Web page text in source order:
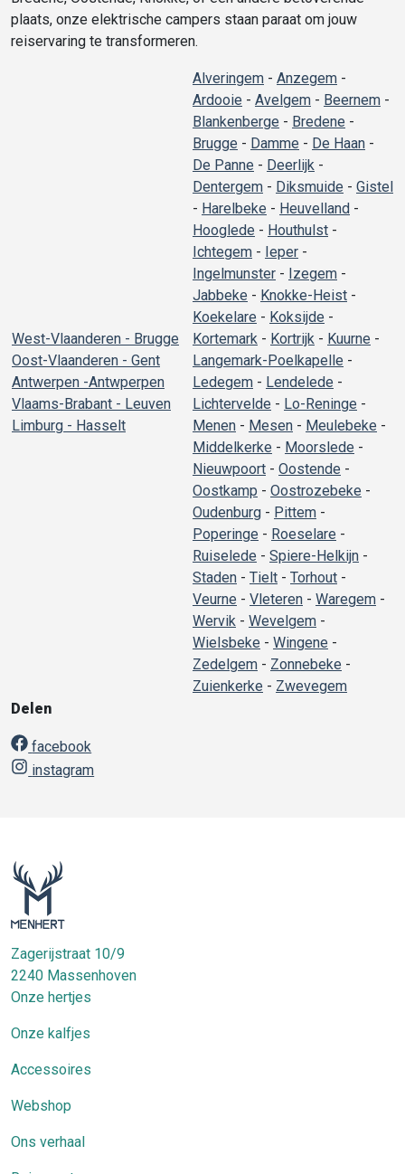
plaats, onze elektrische campers staan paraat om jouw
reiservaring te transformeren.
West-Vlaanderen - Brugge
Oost-Vlaanderen - Gent
Antwerpen -Antwperpen
Vlaams-Brabant - Leuven
Limburg - Hasselt
Alveringem - Anzegem -
Ardooie - Avelgem - Beernem -
Blankenberge - Bredene -
Brugge - Damme - De Haan -
De Panne - Deerlijk -
Dentergem - Diksmuide - Gistel
- Harelbeke - Heuvelland -
Hooglede - Houthulst -
Ichtegem - Ieper -
Ingelmunster - Izegem -
Jabbeke - Knokke-Heist -
Koekelare - Koksijde -
Kortemark - Kortrijk - Kuurne -
Langemark-Poelkapelle -
Ledegem - Lendelede -
Lichtervelde - Lo-Reninge -
Menen - Mesen - Meulebeke -
Middelkerke - Moorslede -
Nieuwpoort - Oostende -
Oostkamp - Oostrozebeke -
Oudenburg - Pittem -
Poperinge - Roeselare -
Ruiselede - Spiere-Helkijn -
Staden - Tielt - Torhout -
Veurne - Vleteren - Waregem -
Wervik - Wevelgem -
Wielsbeke - Wingene -
Zedelgem - Zonnebeke -
Zuienkerke - Zwevegem
Delen
facebook
instagram
Zagerijstraat 10/9
2240 Massenhoven
Onze hertjes
Onze kalfjes
Accessoires
Webshop
Ons verhaal